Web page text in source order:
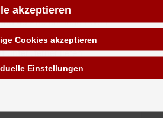
mit 62 Prozent die
43 Prozent legen Wert
hingegen nur vier
„ferner liefen“.
akzeptieren
Cookies akzeptieren
Einstellungen